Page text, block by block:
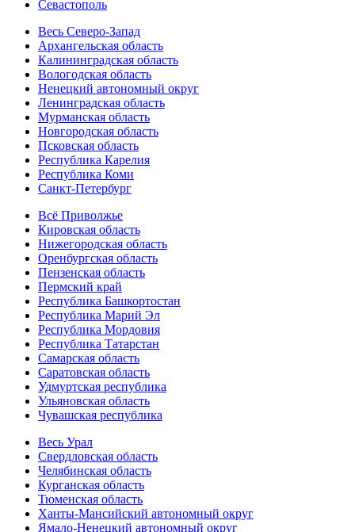
Севастополь
Весь Северо-Запад
Архангельская область
Калининградская область
Вологодская область
Ненецкий автономный округ
Ленинградская область
Мурманская область
Новгородская область
Псковская область
Республика Карелия
Республика Коми
Санкт-Петербург
Всё Приволжье
Кировская область
Нижегородская область
Оренбургская область
Пензенская область
Пермский край
Республика Башкортостан
Республика Марий Эл
Республика Мордовия
Республика Татарстан
Самарская область
Саратовская область
Удмуртская республика
Ульяновская область
Чувашская республика
Весь Урал
Свердловская область
Челябинская область
Курганская область
Тюменская область
Ханты-Мансийский автономный округ
Ямало-Ненецкий автономный округ